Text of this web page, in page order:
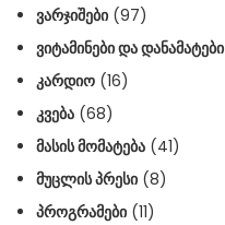
ᲕᲐᲠᲯᲘᲨᲔᲑᲘ (97)
ᲕᲘᲢᲐᲛᲘᲜᲔᲑᲘ ᲓᲐ ᲓᲐᲜᲐᲛᲐᲢᲔᲑᲘ
ᲙᲐᲠᲓᲘᲝ (16)
ᲙᲕᲔᲑᲐ (68)
ᲛᲐᲡᲘᲡ ᲛᲝᲛᲐᲢᲔᲑᲐ (41)
ᲛᲣᲪᲚᲘᲡ ᲞᲠᲔᲡᲘ (8)
ᲞᲠᲝᲒᲠᲐᲛᲔᲑᲘ (11)